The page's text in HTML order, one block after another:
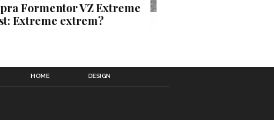
Formentor VZ Extreme
Extreme extrem?
HOME DESIGN